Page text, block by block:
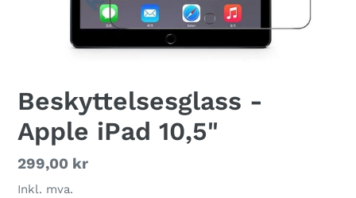
Beskyttelsesglass -
Apple iPad 10,5"
Vanlig
pris
299,00 kr
Inkl. mva.